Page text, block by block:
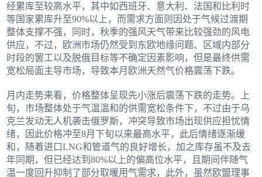
经累库至较高水平，其中如西班牙、意大利、法国和比利时
等国家累库升至90%以上，而需求方面则因处于气候过渡期
整体支撑不强，同时，秋季的强风天气带来比较强劲的风电
供应，不过，欧洲市场仍然受到东欧地缘问题、区域内部分
时段的罢工以及脱俄目标等不确定因素影响，但是最终供需
宽松局面主导市场，导致本月欧洲天然气价格震荡下跌。
月内走势来看，价格整体呈现先小涨后震荡下跌的走势。上
旬，市场整体处于气温温和的供需宽松条件下，不过由于乌
克兰发动无人机袭击俄罗斯，冲突导致市场出现供应担忧情
绪，因此价格冲至8月下旬以来最高水平，此后情绪逐渐缓
和，随着进口LNG和管道气的良好增长，加之库存虽不及去
年同期，但已经达到80%以上的偏高位水平，且期间伴随气
温一度回升抑制了部分取暖用气需求，此外，虽然欧盟理事